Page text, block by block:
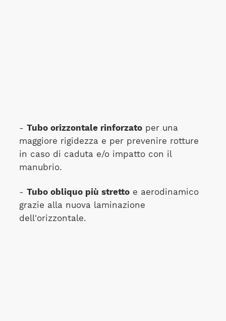
- Tubo orizzontale rinforzatoper una
maggiore rigidezza e per prevenire rotture
in caso di caduta e/o impatto con il
manubrio.
- Tubo obliquo più strettoe aerodinamico
grazie alla nuova laminazione
dell'orizzontale.